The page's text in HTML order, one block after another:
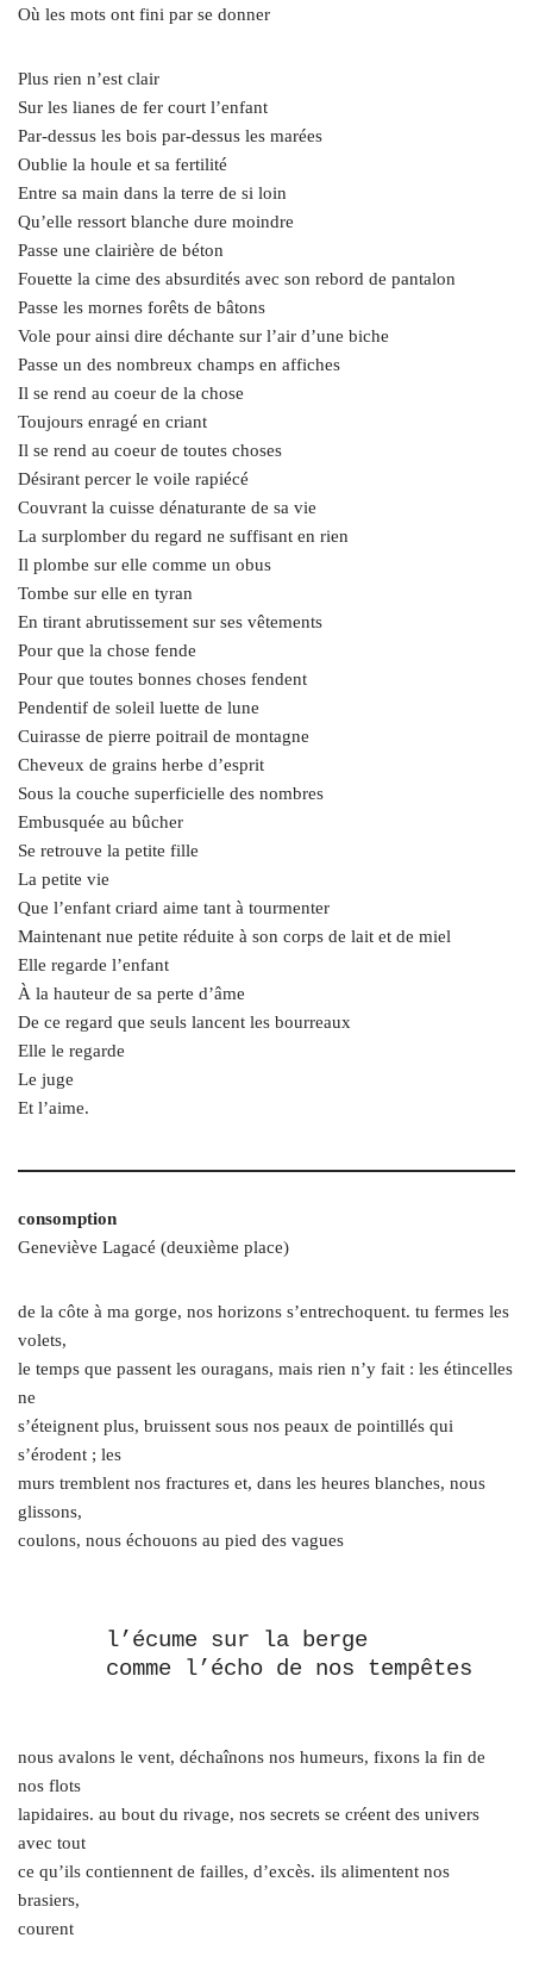
Où les mots ont fini par se donner
Plus rien n’est clair
Sur les lianes de fer court l’enfant
Par-dessus les bois par-dessus les marées
Oublie la houle et sa fertilité
Entre sa main dans la terre de si loin
Qu’elle ressort blanche dure moindre
Passe une clairière de béton
Fouette la cime des absurdités avec son rebord de pantalon
Passe les mornes forêts de bâtons
Vole pour ainsi dire déchante sur l’air d’une biche
Passe un des nombreux champs en affiches
Il se rend au coeur de la chose
Toujours enragé en criant
Il se rend au coeur de toutes choses
Désirant percer le voile rapiécé
Couvrant la cuisse dénaturante de sa vie
La surplomber du regard ne suffisant en rien
Il plombe sur elle comme un obus
Tombe sur elle en tyran
En tirant abrutissement sur ses vêtements
Pour que la chose fende
Pour que toutes bonnes choses fendent
Pendentif de soleil luette de lune
Cuirasse de pierre poitrail de montagne
Cheveux de grains herbe d’esprit
Sous la couche superficielle des nombres
Embusquée au bûcher
Se retrouve la petite fille
La petite vie
Que l’enfant criard aime tant à tourmenter
Maintenant nue petite réduite à son corps de lait et de miel
Elle regarde l’enfant
À la hauteur de sa perte d’âme
De ce regard que seuls lancent les bourreaux
Elle le regarde
Le juge
Et l’aime.
consomption
Geneviève Lagacé (deuxième place)
de la côte à ma gorge, nos horizons s’entrechoquent. tu fermes les
volets,
le temps que passent les ouragans, mais rien n’y fait : les étincelles
ne
s’éteignent plus, bruissent sous nos peaux de pointillés qui
s’érodent ; les
murs tremblent nos fractures et, dans les heures blanches, nous
glissons,
coulons, nous échouons au pied des vagues
    l’écume sur la berge
    comme l’écho de nos tempêtes
nous avalons le vent, déchaînons nos humeurs, fixons la fin de
nos flots
lapidaires. au bout du rivage, nos secrets se créent des univers
avec tout
ce qu’ils contiennent de failles, d’excès. ils alimentent nos
brasiers,
courent